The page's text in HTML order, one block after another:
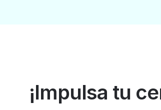
¡Impulsa tu